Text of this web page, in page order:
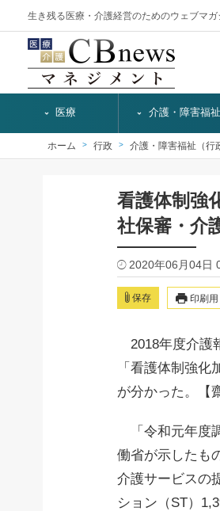
生き残る医療・介護経営のためのウェブマガ
医療 介護・障害福祉
ホーム 行政 介護・障害福祉（行
看護体制強
社保審・介
2020年06月04日
保存 印刷用
2018年度介護
「看護体制強
が分かった。【
「令和元年度
働省が示したも
介護サービスの
ション（ST）